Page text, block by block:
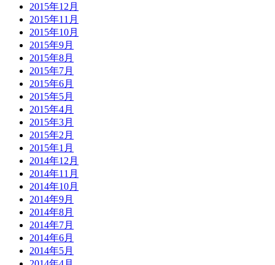
2015年12月
2015年11月
2015年10月
2015年9月
2015年8月
2015年7月
2015年6月
2015年5月
2015年4月
2015年3月
2015年2月
2015年1月
2014年12月
2014年11月
2014年10月
2014年9月
2014年8月
2014年7月
2014年6月
2014年5月